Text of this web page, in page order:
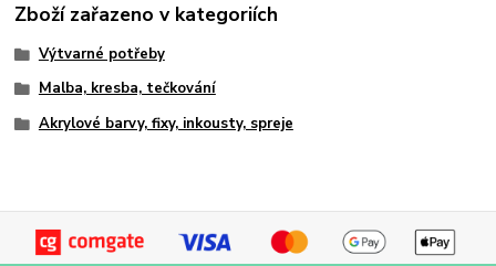
Zboží zařazeno v kategoriích
Výtvarné potřeby
Malba, kresba, tečkování
Akrylové barvy, fixy, inkousty, spreje